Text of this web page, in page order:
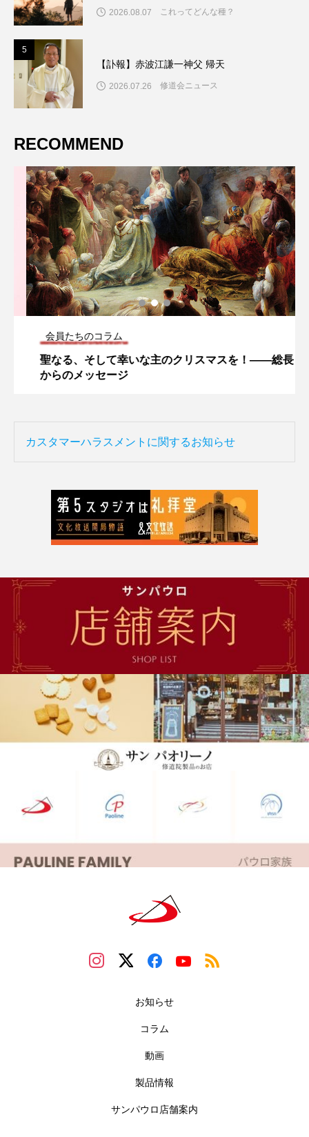
2026.08.07 これってどんな種？
5
【訃報】赤波江謙一神父 帰天
2026.07.26 修道会ニュース
RECOMMEND
会員たちのコラム
聖なる、そして幸いな主のクリスマスを！――総長
からのメッセージ
カスタマーハラスメントに関するお知らせ
お知らせ
コラム
動画
製品情報
サンパウロ店舗案内